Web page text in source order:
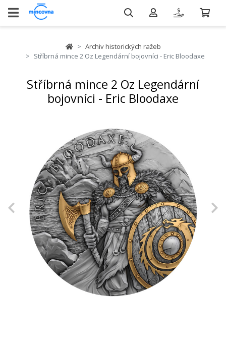
Archiv historických ražeb
Stříbrná mince 2 Oz Legendární bojovníci - Eric Bloodaxe
Stříbrná mince 2 Oz Legendární
bojovníci - Eric Bloodaxe
Previous